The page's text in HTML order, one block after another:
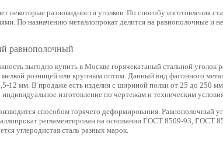
некоторые разновидности уголков. По способу изготовления
По назначению металлопрокат делится на равнополочные и
равнополочный
выгодно купить в Москве горячекатаный стальной уголок
розницей или крупным оптом. Данный вид фасонного
12 мм. В продаже есть изделия с шириной полки от 25 до 250
изготовление по чертежам и техническим
способом горячего деформирования. Равнополочный
регламентирован на основании ГОСТ 8509-93, ГОСТ
углеродистая сталь разных марок.